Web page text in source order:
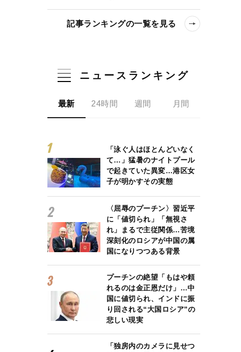
記事ランキングの一覧を見る
ニュースランキング
最新 24時間 週間 月間
「泳ぐ人はほとんどいなく
て…」猛暑のナイトプール
で起きていた異変…港区女
子が明かすその実態
〈屈辱のプーチン〉習近平
に「値切られ」「無視さ
れ」まるで主従関係…苦境
深刻化のロシアが中国の属
国になりつつある背景
プーチンの絶望「もはや頼
れるのは金正恩だけ」…中
国に値切られ、インドに振
り回される“大国ロシア”の
悲しい現実
「独房内のカメラに見せつ